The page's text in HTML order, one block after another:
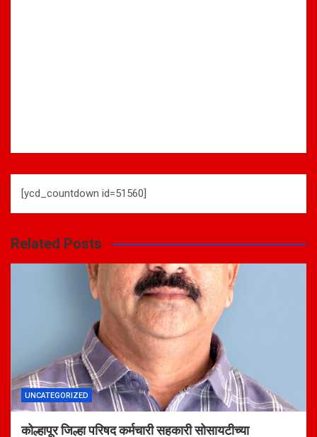
[ycd_countdown id=51560]
Related Posts
UNCATEGORIZED
कोल्हापूर जिल्हा परिषद कर्मचारी सहकारी सोसायटीच्या